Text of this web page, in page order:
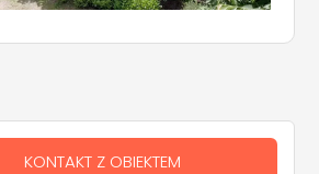
KONTAKT Z OBIEKTEM